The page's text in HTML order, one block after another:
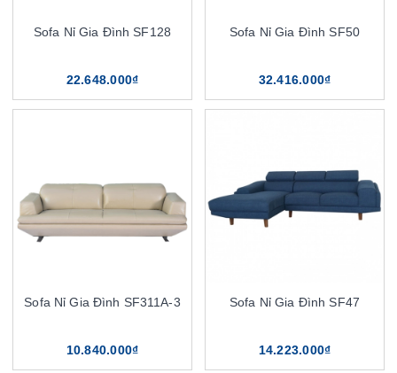
Sofa Nỉ Gia Đình SF128
22.648.000₫
Sofa Nỉ Gia Đình SF50
32.416.000₫
Sofa Nỉ Gia Đình SF311A-3
10.840.000₫
Sofa Nỉ Gia Đình SF47
14.223.000₫